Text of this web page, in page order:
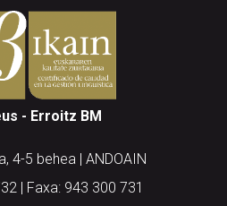
- Erroitz BM
4-5 behea | ANDOAIN
| Faxa: 943 300 731